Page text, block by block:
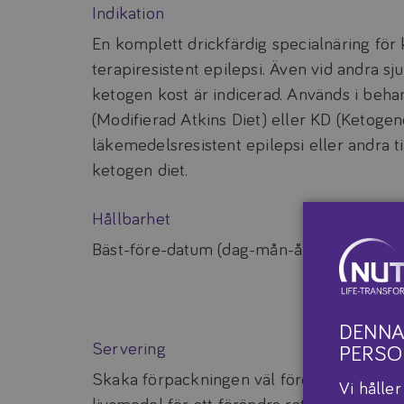
Vi håller
Indikation
En komplett drickfärdig specialnäring för
terapiresistent epilepsi. Även vid andra
ketogen kost är indicerad. Används i
(Modifierad Atkins Diet) eller KD
läkemedelsresistent epilepsi eller andra
ketogen diet.
Hållbarhet
Bäst-före-datum (dag-mån-år) står
Servering
Skaka förpackningen väl före